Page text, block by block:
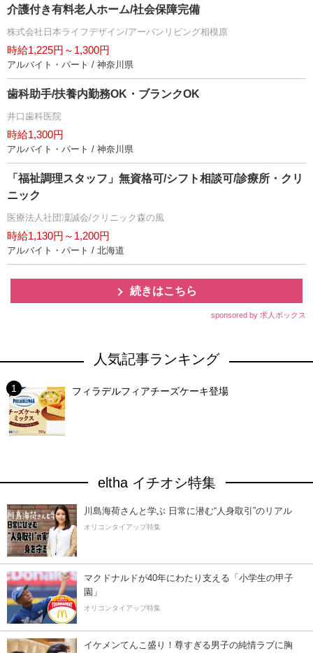
介護付き有料老人ホーム/社会保障完備
株式会社日本ライフデザイン/アーバンリビング相模原
時給1,225円～1,300円
アルバイト・パート / 神奈川県
歯科助手/扶養内勤務OK・ブランクOK
井口歯科医院
時給1,300円
アルバイト・パート / 神奈川県
「福祉調理スタッフ」無資格可/シフト相談可/診療所・クリ
ニック
医療法人社団凜誠会/クリニック森の風
時給1,130円～1,200円
アルバイト・パート / 北海道
続きはこちら
sponsored by 求人ボックス
人気記事ランキング
フィラデルフィアチーズケーキ登場
eltha イチオシ特集
川島海荷さんと学ぶ 日常に潜む“人身取引”のリアル
オリコンタイアップ特集
マクドナルドが40年にわたり支える「小学生の甲子
園」
オリコンタイアップ特集
イケメンてんこ盛り！尊すぎる男子の純情ラブに胸